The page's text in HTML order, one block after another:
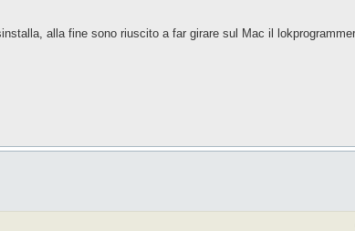
alla fine sono riuscito a far girare sul Mac il